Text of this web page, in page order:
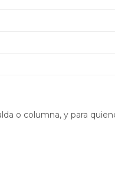
o columna, y para